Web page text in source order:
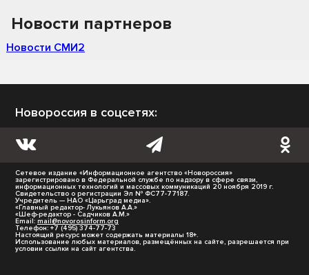
Новости партнеров
Новости СМИ2
Новороссия в соцсетях:
Сетевое издание «Информационное агентство «Новороссия»
зарегистрировано в Федеральной службе по надзору в сфере связи,
информационных технологий и массовых коммуникаций 20 ноября 2019 г.
Свидетельство о регистрации Эл № ФС77-77187.
Учредитель — НАО «Царьград медиа».
«Главный редактор- Лукьянов А.А.»
«Шеф-редактор - Садчиков А.М.»
Email: mail@novorosinform.org
Телефон: +7 (495) 374-77-73
Настоящий ресурс может содержать материалы 18+.
Использование любых материалов, размещённых на сайте, разрешается при
условии ссылки на сайт агентства.